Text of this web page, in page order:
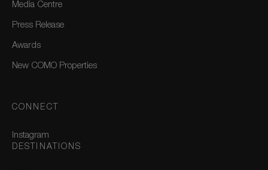
Media Centre
Press Release
Awards
New COMO Properties
CONNECT
Instagram
DESTINATIONS